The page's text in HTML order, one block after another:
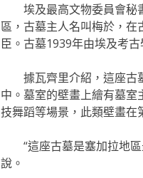
埃及最高文物委員會秘書
區，古墓主人名叫梅於，
臣。古墓1939年由埃及考
據瓦齊里介紹，這座古
中。墓室的壁畫上繪有墓
技舞蹈等場景，此類壁畫在
“這座古墓是塞加拉地區
說。